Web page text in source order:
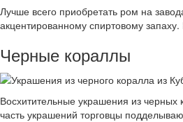
Лучше всего приобретать ром на
акцентированному спиртовому
Черные кораллы
Восхитительные украшения из
часть украшений торговцы